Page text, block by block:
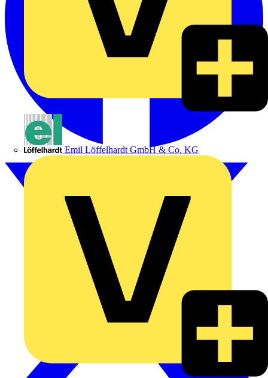
Emil Löffelhardt GmbH & Co. KG